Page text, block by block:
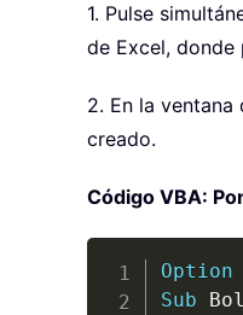
1. Pulse
de Excel,
2. En la
creado.
Código VBA:
Option
Sub